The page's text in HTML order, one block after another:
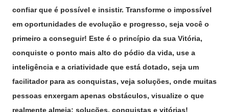
confiar que é possível e insistir. Transforme o impossível
em oportunidades de evolução e progresso, seja você o
primeiro a conseguir! Este é o princípio da sua Vitória,
conquiste o ponto mais alto do pódio da vida, use a
inteligência e a criatividade que está dotado, seja um
facilitador para as conquistas, veja soluções, onde muitas
pessoas enxergam apenas obstáculos, visualize o que
realmente almeja: soluções, conquistas e vitórias!